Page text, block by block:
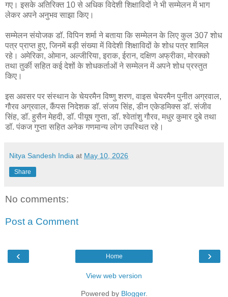
गए। इसके अतिरिक्त 10 से अधिक विदेशी शिक्षाविदों ने भी सम्मेलन में भाग
लेकर अपने अनुभव साझा किए।
सम्मेलन संयोजक डॉ. विपिन शर्मा ने बताया कि सम्मेलन के लिए कुल 307 शोध
पत्र प्राप्त हुए, जिनमें बड़ी संख्या में विदेशी शिक्षाविदों के शोध पत्र शामिल
रहे। अमेरिका, ओमान, अल्जीरिया, इराक, ईरान, दक्षिण अफ्रीका, मोरक्को
तथा तुर्की सहित कई देशों के शोधकर्ताओं ने सम्मेलन में अपने शोध प्रस्तुत
किए।
इस अवसर पर संस्थान के चेयरमैन विष्णु शरण, वाइस चेयरमैन पुनीत अग्रवाल,
गौरव अग्रवाल, कैंपस निदेशक डॉ. संजय सिंह, डीन एकेडमिक्स डॉ. संजीव
सिंह, डॉ. हुसैन मेहदी, डॉ. पीयूष गुप्ता, डॉ. श्वेतांशु गौरव, मधुर कुमार दुबे तथा
डॉ. पंकज गुप्ता सहित अनेक गणमान्य लोग उपस्थित रहे।
Nitya Sandesh India at May 10, 2026
Share
No comments:
Post a Comment
‹ ›
Home
View web version
Powered by Blogger.